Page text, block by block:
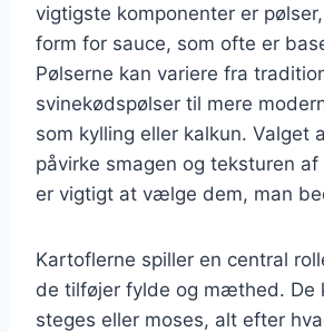
vigtigste komponenter er
form for sauce, som ofte er
Pølserne kan variere fra
svinekødspølser til mere
som kylling eller kalkun. Valget
påvirke smagen og teksturen
er vigtigt at vælge dem, man
Kartoflerne spiller en central
de tilføjer fylde og mæthed. De
steges eller moses, alt efter